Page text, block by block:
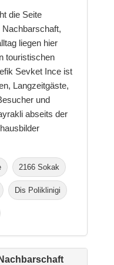
die Seite
liegen hier
touristischen
Sevket Ince ist
Langzeitgäste,
und
abseits der
2166 Sokak
Dis Poliklinigi